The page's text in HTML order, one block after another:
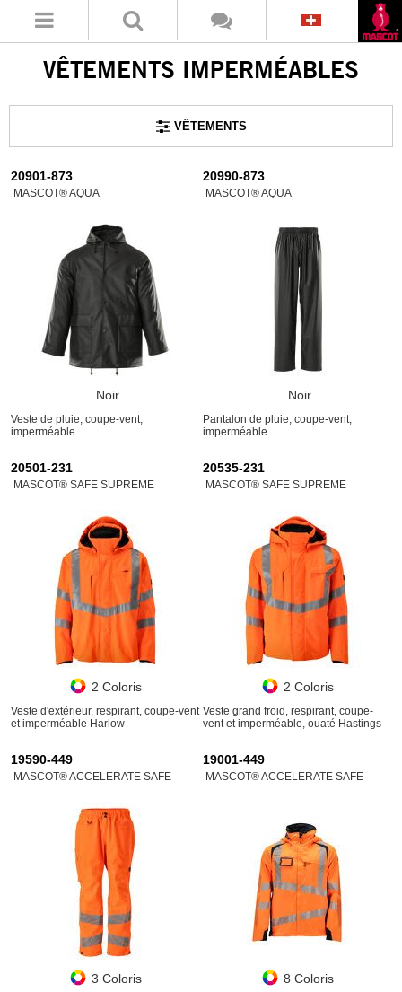
VÊTEMENTS IMPERMÉABLES
VÊTEMENTS
20901-873
MASCOT® AQUA
Noir
Veste de pluie, coupe-vent,
imperméable
20990-873
MASCOT® AQUA
Noir
Pantalon de pluie, coupe-vent,
imperméable
20501-231
MASCOT® SAFE SUPREME
2 Coloris
Veste d'extérieur, respirant, coupe-vent
et imperméable Harlow
20535-231
MASCOT® SAFE SUPREME
2 Coloris
Veste grand froid, respirant, coupe-
vent et imperméable, ouaté Hastings
19590-449
MASCOT® ACCELERATE SAFE
3 Coloris
19001-449
MASCOT® ACCELERATE SAFE
8 Coloris